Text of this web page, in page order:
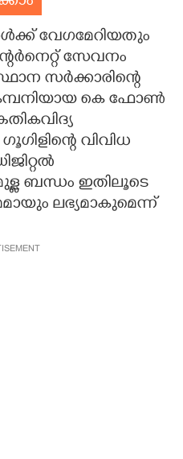
വേഗമേറിയതും
സേവനം
സർക്കാരിന്റെ
കെ ഫോൺ
വിവിധ
ബന്ധം ഇതിലൂടെ
ലഭ്യമാകുമെന്ന്